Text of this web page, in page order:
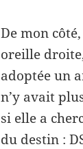
De mon
oreille
adoptée un
n’y avait
si elle a
du destin :